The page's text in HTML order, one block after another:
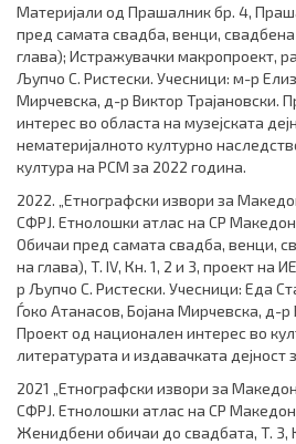
Материјали од Прашалник бр. 4,
пред самата свадба, венци, свадбена
глава); Истражувачки макропроект,
Љупчо С. Ристески. Учесници: м-р
Мирчевска, д-р Виктор Трајановски.
интерес во областа на музејската
нематеријалното културно
култура на РСМ за 2022 година.
2022. „Етнографски извори за
СФРЈ. Етнолошки атлас на СР
Обичаи пред самата свадба, венци,
на глава), T. IV, Кн. 1, 2 и 3, проект на
р Љупчо С. Ристески. Учесници: Еда
Ѓоко Атанасов, Бојана Мирчевска, д-р
Проект од национален интерес во
литературата и издавачката дејност
2021 „Етнографски извори за
СФРЈ. Етнолошки атлас на СР
Женидбени обичаи до свадбата, T. 3,